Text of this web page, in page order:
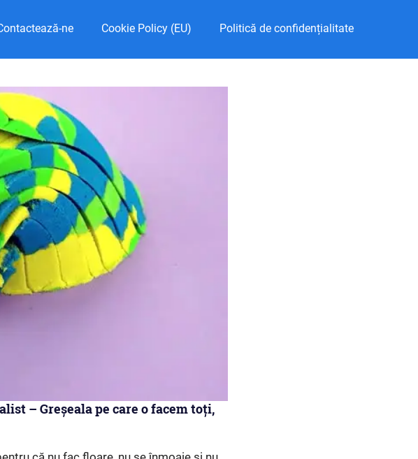
ne Cookie Policy (EU) Politică de confidențialitate
– Greșeala pe care o facem toți,